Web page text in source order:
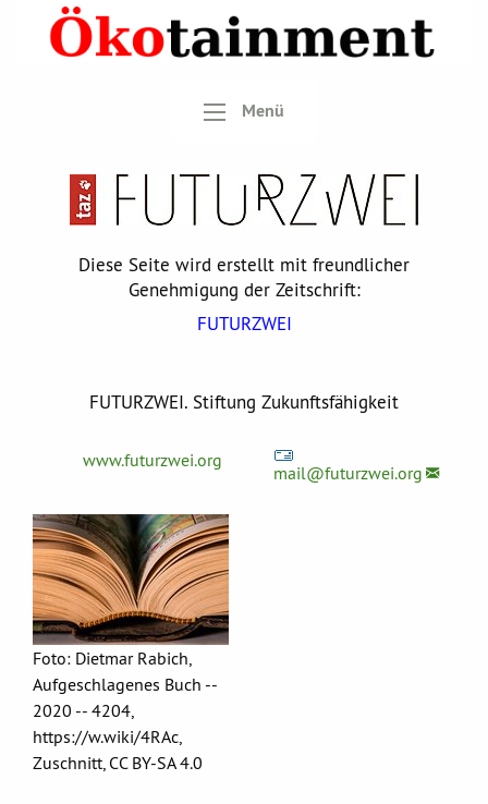
Menü
Diese Seite wird erstellt mit freundlicher
Genehmigung der Zeitschrift:
FUTURZWEI
FUTURZWEI. Stiftung Zukunftsfähigkeit
www.futurzwei.org
mail@futurzwei.org
Foto: Dietmar Rabich,
Aufgeschlagenes Buch --
2020 -- 4204,
https://w.wiki/4RAc,
Zuschnitt, CC BY-SA 4.0